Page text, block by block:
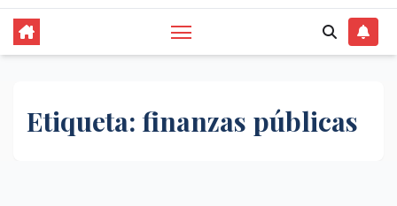
Etiqueta: finanzas públicas